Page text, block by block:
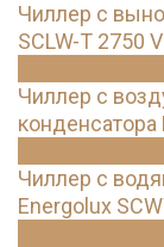
Чиллер с
SCLW-T 2750 V
Чиллер с
конденсатора
Чиллер с
Energolux